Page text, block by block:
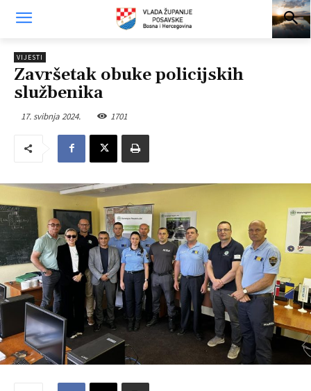
VIJESTI
Završetak obuke policijskih
službenika
17. svibnja 2024. 1701